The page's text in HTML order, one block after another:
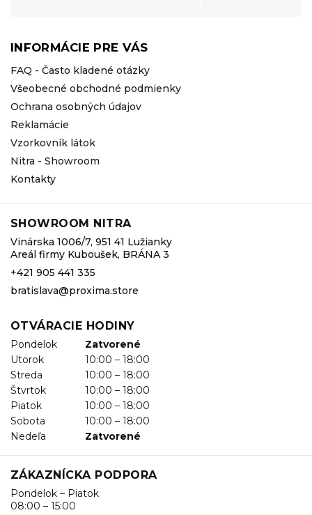
INFORMÁCIE PRE VÁS
FAQ - Často kladené otázky
Všeobecné obchodné podmienky
Ochrana osobných údajov
Reklamácie
Vzorkovník látok
Nitra - Showroom
Kontakty
SHOWROOM NITRA
Vinárska 1006/7, 951 41 Lužianky
Areál firmy Kuboušek, BRÁNA 3
+421 905 441 335
bratislava@proxima.store
OTVÁRACIE HODINY
Pondelok
Zatvorené
Utorok
10:00 – 18:00
Streda
10:00 – 18:00
Štvrtok
10:00 – 18:00
Piatok
10:00 – 18:00
Sobota
10:00 – 18:00
Nedeľa
Zatvorené
ZÁKAZNÍCKA PODPORA
Pondelok – Piatok
08:00 – 15:00